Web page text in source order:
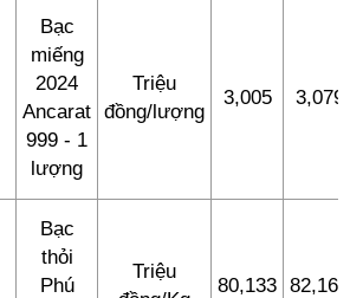
Bạc
miếng
2024
Ancarat
999 - 1
lượng
Triệu
đồng/lượng
3,005 3,079
Bạc
thỏi
Phú
Triệu
80,133 82,163